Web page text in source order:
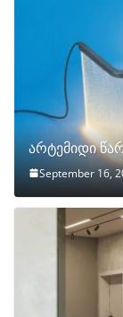
არტემიდი
September 16,